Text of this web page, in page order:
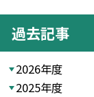
過去記事
2026年度
2025年度